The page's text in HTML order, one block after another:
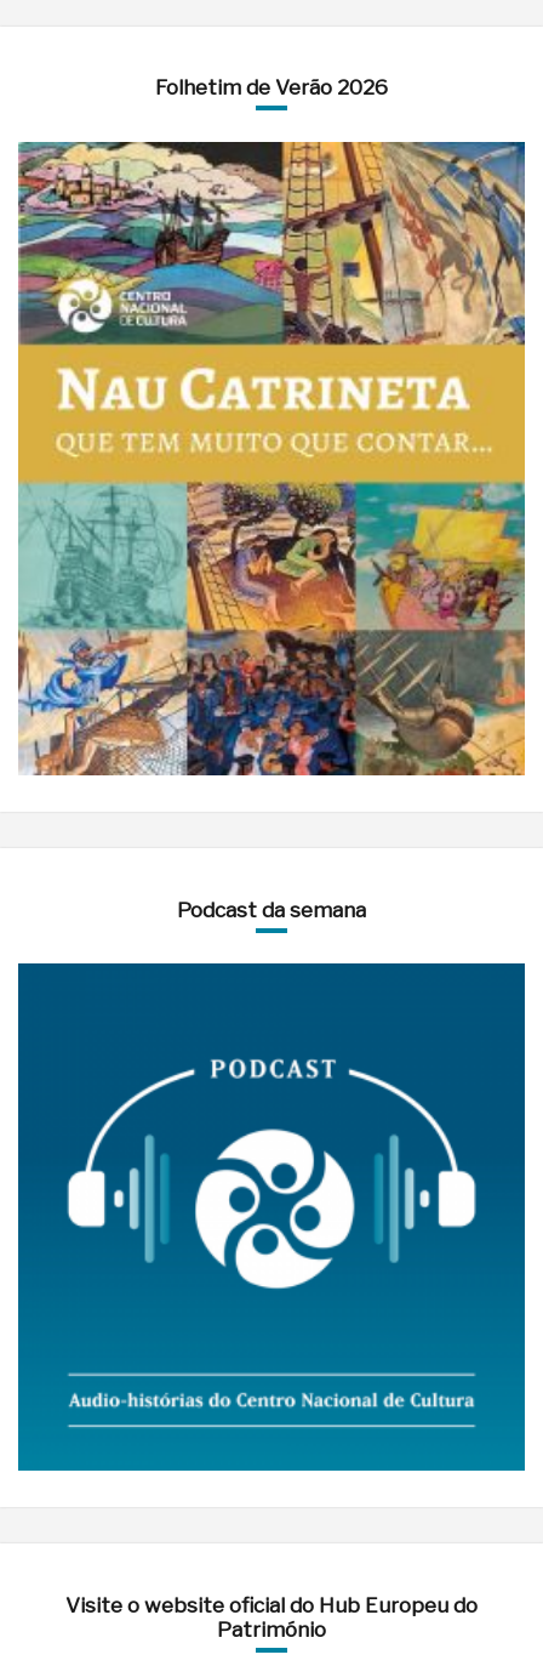
Folhetim de Verão 2026
Podcast da semana
Visite o website oficial do Hub Europeu do
Património